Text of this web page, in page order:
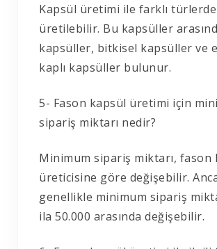
Kapsül üretimi ile farklı
üretilebilir. Bu kapsüller
kapsüller, bitkisel kapsüller ve
kaplı kapsüller bulunur.
5- Fason kapsül üretimi için
sipariş miktarı nedir?
Minimum sipariş miktarı, fason
üreticisine göre değişebilir.
genellikle minimum sipariş
ila 50.000 arasında değişebilir.